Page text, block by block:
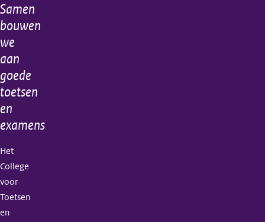
Algemene
informatie
Samen
bouwen
we
aan
goede
toetsen
en
examens
Het
College
voor
Toetsen
en